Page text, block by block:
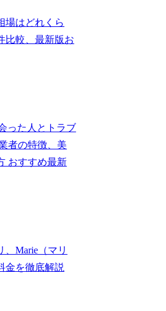
場はどれくら
比較、最新版お
った人とトラブ
者の特徴、美
おすすめ最新
、Marie（マリ
金を徹底解説